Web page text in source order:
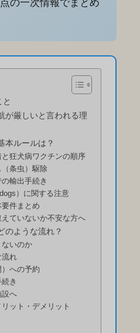
の一次情報でまとめ
と
が厳しいと言われる理
本ルールは？
狂犬病ワクチンの順序
条虫）駆除
輸出手続き
）に関する注意
件まとめ
ていないか不安な方へ
のような流れ？
ないのか
流れ
への予約
き
設へ
ット・デメリット